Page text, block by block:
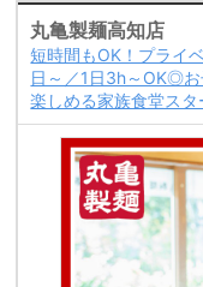
丸亀製麺高知店
短時間もOK！プライ
日～／1日3h～OK◎
楽しめる家族食堂スタ